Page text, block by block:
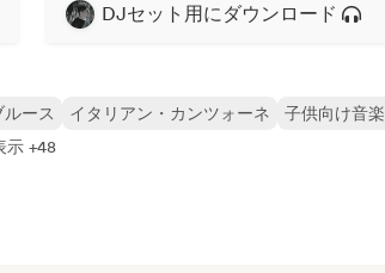
DJセット用にダウンロード
ルース イタリアン・カンツォーネ
子供向け音楽
示 +48